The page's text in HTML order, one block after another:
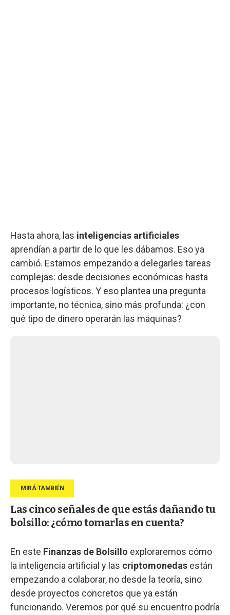
Hasta ahora, las inteligencias artificiales
aprendían a partir de lo que les dábamos. Eso ya
cambió. Estamos empezando a delegarles tareas
complejas: desde decisiones económicas hasta
procesos logísticos. Y eso plantea una pregunta
importante, no técnica, sino más profunda: ¿con
qué tipo de dinero operarán las máquinas?
Las cinco señales de que estás dañando tu
bolsillo: ¿cómo tomarlas en cuenta?
En este Finanzas de Bolsillo exploraremos cómo
la inteligencia artificial y las criptomonedas están
empezando a colaborar, no desde la teoría, sino
desde proyectos concretos que ya están
funcionando. Veremos por qué su encuentro podría